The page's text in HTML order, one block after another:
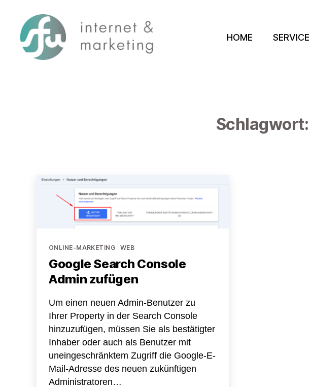
HOME SERVICE
Schlagwort:
Kategorien
ONLINE-MARKETING WEB
Google Search Console
Admin zufügen
Um einen neuen Admin-Benutzer zu
Ihrer Property in der Search Console
hinzuzufügen, müssen Sie als bestätigter
Inhaber oder auch als Benutzer mit
uneingeschränktem Zugriff die Google-E-
Mail-Adresse des neuen zukünftigen
Administratoren…